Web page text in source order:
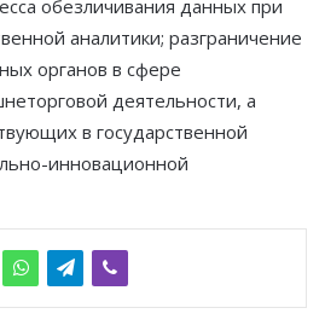
обезличивания данных при
аналитики; разграничение
органов в сфере
деятельности, а
в государственной
инновационной